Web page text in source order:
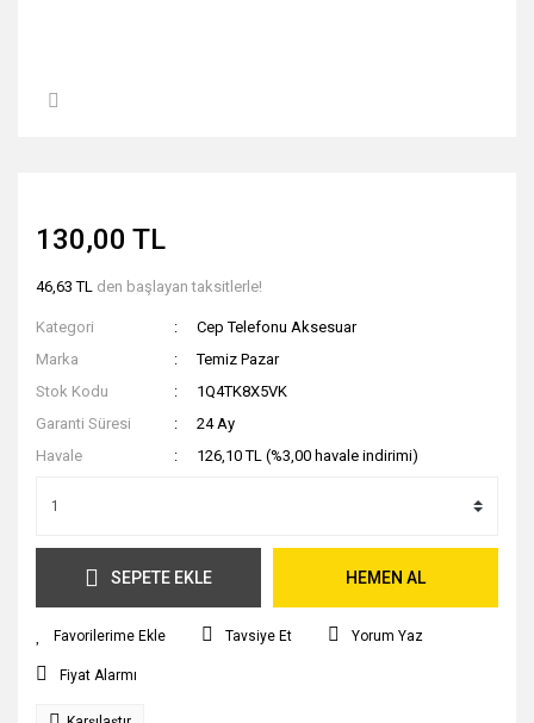
130,00 TL
46,63 TL den başlayan taksitlerle!
Kategori
Cep Telefonu Aksesuar
Marka
Temiz Pazar
Stok Kodu
1Q4TK8X5VK
Garanti Süresi
24 Ay
Havale
126,10 TL (%3,00 havale indirimi)
SEPETE EKLE HEMEN AL
Tavsiye Et Yorum Yaz
Fiyat Alarmı